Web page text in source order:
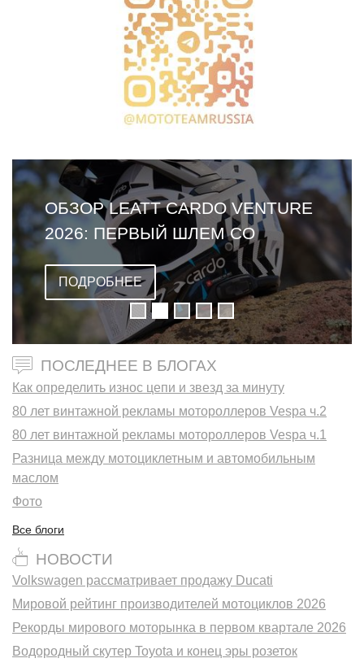
ОБЗОР LEATT CARDO VENTURE
2026: ПЕРВЫЙ ШЛЕМ СО
ВСТРОЕННОЙ ГАРНИТУРОЙ
ПОДРОБНЕЕ
ПОСЛЕДНЕЕ В БЛОГАХ
Как определить износ цепи и звезд за минуту
80 лет винтажной рекламы мотороллеров Vespa ч.2
80 лет винтажной рекламы мотороллеров Vespa ч.1
Разница между мотоциклетным и автомобильным
маслом
Фото
Все блоги
НОВОСТИ
Volkswagen рассматривает продажу Ducati
Мировой рейтинг производителей мотоциклов 2026
Рекорды мирового моторынка в первом квартале 2026
Водородный скутер Toyota и конец эры розеток